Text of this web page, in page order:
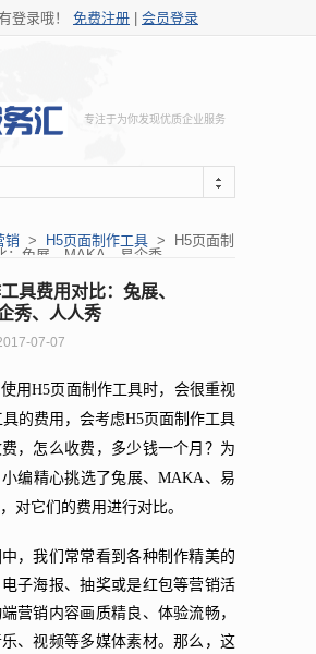
登录哦！ 免费注册 会员登录
专注于为你发现优质企业服务
销 > H5页面制作工具 > H5页面制
：兔展、MAKA、易企秀、...
具费用对比：兔展、
秀、人人秀
07-07
用H5页面制作工具时，会很重视
的费用，会考虑H5页面制作工具
，怎么收费，多少钱一个月？为
编精心挑选了兔展、MAKA、易
对它们的费用进行对比。
，我们常常看到各种制作精美的
子海报、抽奖或是红包等营销活
营销内容画质精良、体验流畅，
、视频等多媒体素材。那么，这